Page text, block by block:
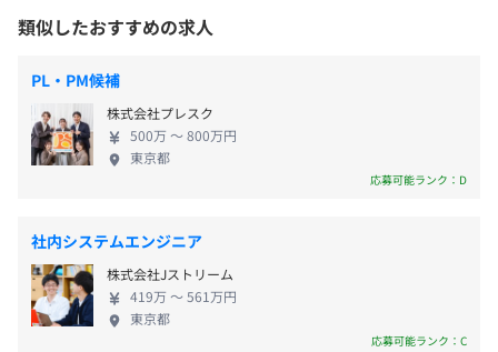
従業員に対する受動喫煙対策：屋内禁煙（屋内喫煙可能場
ポジションに応じて、勤務地が異なります。
千葉県千葉市美浜区中瀬1-8
JR京葉線「海浜幕張」駅 徒歩12分
〈東京本社〉
《年間休日：133日》
・完全週休2日制（土・日）
・祝日
・年末年始
・半日単位有給休暇
・時間単位有給休暇
・勤続慰労休暇
トワーク、電子帳票保存法改正を受けて、好調。業績
好調の状況下にあっても常にチャレンジ精神を忘れ
ずに、攻めの姿勢で新規事業にチャレンジしていま
す。 《主な製品/サービス領域》 ITシステム性能管
理、ソフトウェア、ネットワーク機器 ほか 当社
は、上場グループ企業として福利厚生や人事制度が
整っており、年間休日133日／平均残業約11.7時間、
育児休職や育児短時間勤務、育児シフト勤務と、出
産・育児と仕事の両立をサポートする制度があるだ
けでなく、産休・育休取得率は女性：100%、男性：
80%となっているので、育休後も安心して復帰して
いただけます。
類似したおすすめの求人
PL・PM候補
株式会社プレスク
500万 〜 800万円
東京都
応募可能ランク：D
社内システムエンジニア
株式会社Jストリーム
419万 〜 561万円
東京都
応募可能ランク：C